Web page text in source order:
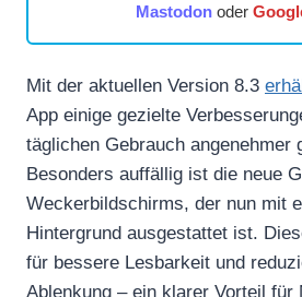
Mastodonoder
Mit der aktuellen Version 8.3
App einige gezielte
täglichen Gebrauch angenehmer
Besonders auffällig ist die neue
Weckerbildschirms, der nun mit
Hintergrund ausgestattet ist.
für bessere Lesbarkeit und
Ablenkung – ein klarer Vorteil für